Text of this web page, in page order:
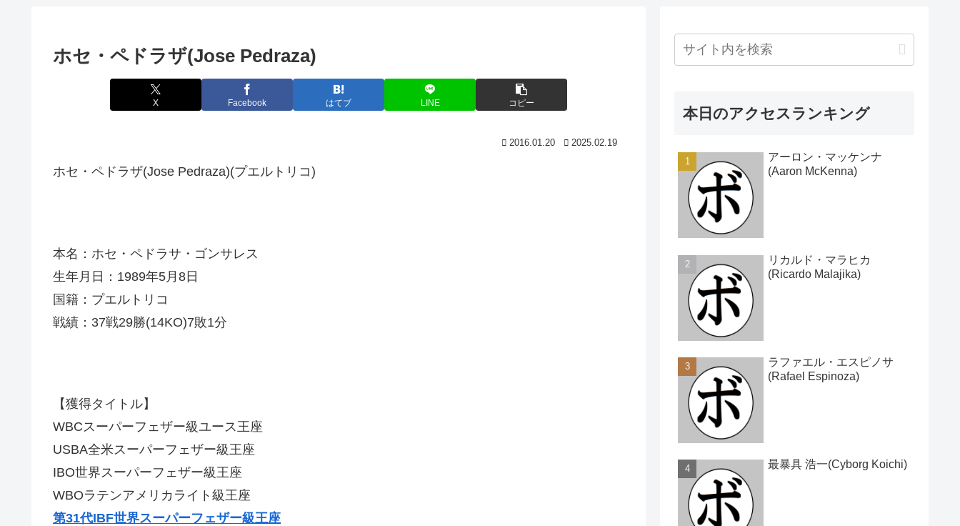
ホセ・ペドラザ(Jose Pedraza)
X Facebook はてブ LINE コピー
2016.01.20 2025.02.19
ホセ・ペドラザ(Jose Pedraza)(プエルトリコ)
本名：ホセ・ペドラサ・ゴンサレス
生年月日：1989年5月8日
国籍：プエルトリコ
戦績：37戦29勝(14KO)7敗1分
【獲得タイトル】
WBCスーパーフェザー級ユース王座
USBA全米スーパーフェザー級王座
IBO世界スーパーフェザー級王座
WBOラテンアメリカライト級王座
第31代IBF世界スーパーフェザー級王座
本日のアクセスランキング
アーロン・マッケンナ
(Aaron McKenna)
リカルド・マラヒカ
(Ricardo Malajika)
ラファエル・エスピノサ
(Rafael Espinoza)
最暴具 浩一(Cyborg Koichi)